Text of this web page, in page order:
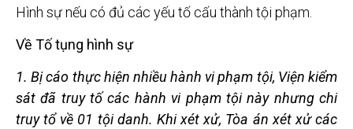
Hình sự nếu có đủ các yếu tố cấu thành tội phạm.
Về Tố tụng hình sự
1. Bị cáo thực hiện nhiều hành vi phạm tội, Viện kiểm
sátđã truy tố các hành vi phạm tội này nhưng chi
truy tổ về 01 tội danh. Khi xét xử, Tòa án xétxử các